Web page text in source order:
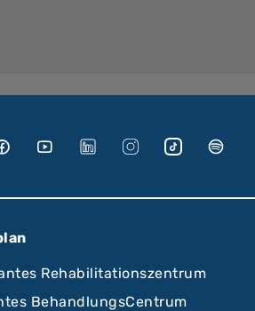
Rehabilitationszentrum
BehandlungsCentrum